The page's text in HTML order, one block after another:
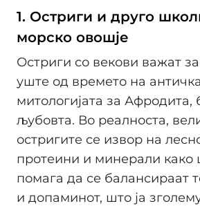
1. Остриги и друго
морско овошје
Остриги со векови важат
уште од времето на
митологијата за Афродита,
љубовта. Во реалноста,
остригите се извор на
протеини и минерали како
помага да се балансираат
и допаминот, што ја